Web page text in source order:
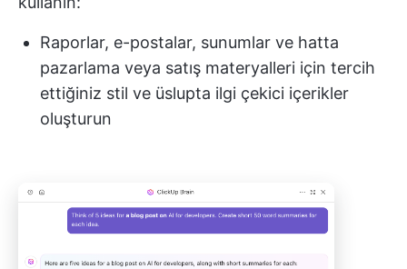
Raporlar, e-postalar, sunumlar ve hatta
pazarlama veya satış materyalleri için tercih
ettiğiniz stil ve üslupta ilgi çekici içerikler
oluşturun